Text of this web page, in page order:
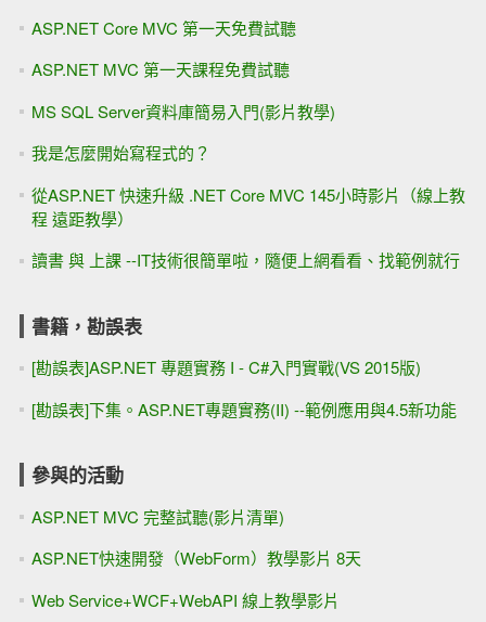
ASP.NET Core MVC 第一天免費試聽
ASP.NET MVC 第一天課程免費試聽
MS SQL Server資料庫簡易入門(影片教學)
我是怎麼開始寫程式的？
從ASP.NET 快速升級 .NET Core MVC 145小時影片（線上教
程 遠距教學）
讀書 與 上課 --IT技術很簡單啦，隨便上網看看、找範例就行
書籍，勘誤表
[勘誤表]ASP.NET 專題實務 I - C#入門實戰(VS 2015版)
[勘誤表]下集。ASP.NET專題實務(II) --範例應用與4.5新功能
參與的活動
ASP.NET MVC 完整試聽(影片清單)
ASP.NET快速開發（WebForm）教學影片 8天
Web Service+WCF+WebAPI 線上教學影片